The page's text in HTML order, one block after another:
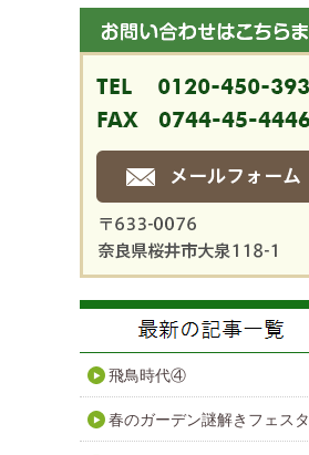
飛鳥時代④
春のガーデン謎解きフェスタ